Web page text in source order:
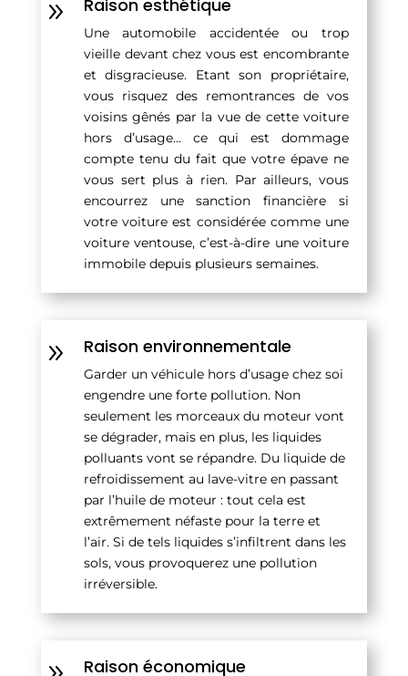
9 Raison esthétique
Une automobile accidentée ou trop
vieille devant chez vous est encombrante
et disgracieuse. Etant son propriétaire,
vous risquez des remontrances de vos
voisins gênés par la vue de cette voiture
hors d’usage… ce qui est dommage
compte tenu du fait que votre épave ne
vous sert plus à rien. Par ailleurs, vous
encourrez une sanction financière si
votre voiture est considérée comme une
voiture ventouse, c’est-à-dire une voiture
immobile depuis plusieurs semaines.
9 Raison environnementale
Garder un véhicule hors d’usage chez soi
engendre une forte pollution. Non
seulement les morceaux du moteur vont
se dégrader, mais en plus, les liquides
polluants vont se répandre. Du liquide de
refroidissement au lave-vitre en passant
par l’huile de moteur : tout cela est
extrêmement néfaste pour la terre et
l’air. Si de tels liquides s’infiltrent dans les
sols, vous provoquerez une pollution
irréversible.
Raison économique